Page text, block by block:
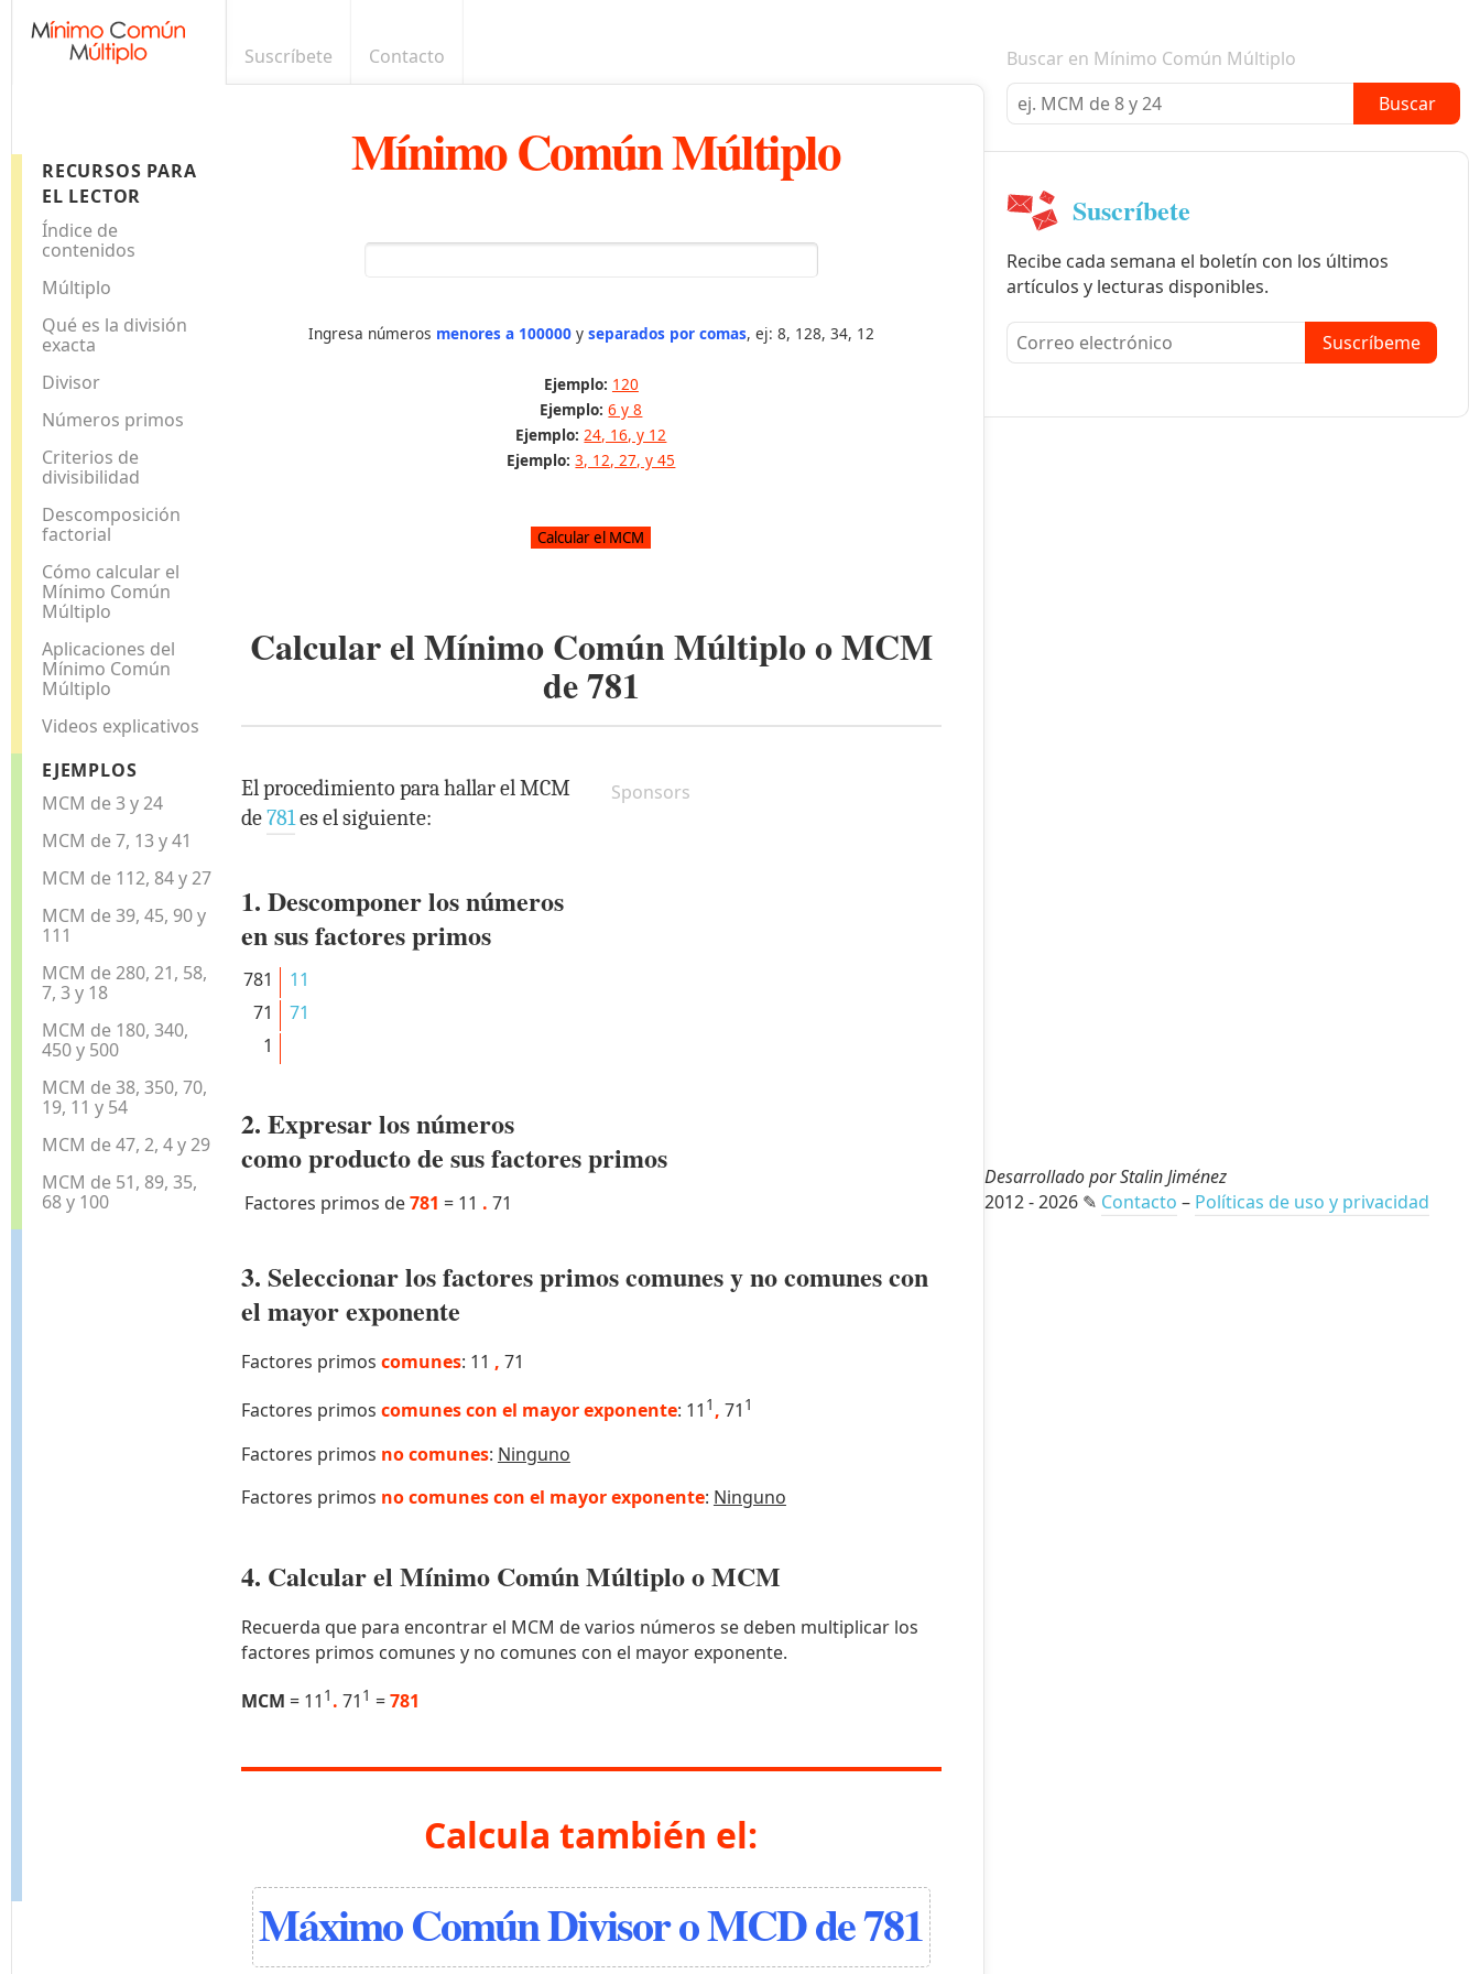
Suscríbete Contacto Boletín informativo
RECURSOS PARA
EL LECTOR
Índice de
contenidos
Múltiplo
Qué es la división
exacta
Divisor
Números primos
Criterios de
divisibilidad
Descomposición
factorial
Cómo calcular el
Mínimo Común
Múltiplo
Aplicaciones del
Mínimo Común
Múltiplo
Videos explicativos
EJEMPLOS
MCM de 3 y 24
MCM de 7, 13 y 41
MCM de 112, 84 y 27
MCM de 39, 45, 90 y
111
MCM de 280, 21, 58,
7, 3 y 18
MCM de 180, 340,
450 y 500
MCM de 38, 350, 70,
19, 11 y 54
MCM de 47, 2, 4 y 29
MCM de 51, 89, 35,
68 y 100
Mínimo Común Múltiplo
Ingresa números menores a 100000y separados por comas, ej: 8, 128, 34, 12
Ejemplo: 120
Ejemplo: 6 y 8
Ejemplo: 24, 16, y 12
Ejemplo: 3, 12, 27, y 45
Calcular el Mínimo Común Múltiplo o MCM
de781
Sponsors
El procedimiento para hallar el MCM
de781es el siguiente:
1. Descomponer los números
en sus factores primos
781
11
71
71
1
2. Expresar los números
como producto de sus factores primos
Factores primos de781 = 11 . 71
3. Seleccionar los factores primos comunes y no comunes con
el mayor exponente
Factores primos comunes: 11 , 71
Factores primos comunes con el mayor exponente: 11 1, 71 1
Factores primos no comunes: Ninguno
Factores primos no comunes con el mayor exponente: Ninguno
4. Calcular el Mínimo Común Múltiplo o MCM
Recuerda que para encontrar el MCM de varios números se deben multiplicar los
factores primos comunes y no comunes con el mayor exponente.
MCM = 11 1 . 71 1 =781
Calcula también el:
Máximo Común Divisor o MCD de 781
Buscar en Mínimo Común Múltiplo
Buscar
Suscríbete
Recibe cada semana el boletín con los últimos
artículos y lecturas disponibles.
Suscríbeme
Desarrollado por Stalin Jiménez
2012 - 2026 ✎ Contacto – Políticas de uso y privacidad